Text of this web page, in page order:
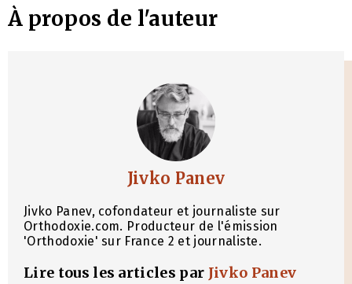
À propos de l'auteur
Jivko Panev
Jivko Panev, cofondateur et journaliste sur
Orthodoxie.com. Producteur de l'émission
'Orthodoxie' sur France 2 et journaliste.
Lire tous les articles par Jivko Panev